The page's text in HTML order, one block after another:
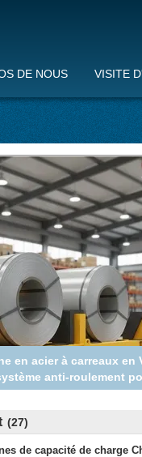
DE NOUS VISITE
tonnes 380V Chariot
de transfert de 30
industrielle
(27)
de capacité de charge